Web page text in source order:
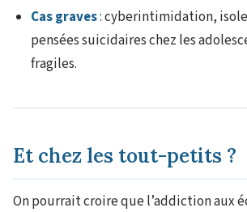
Cas graves: cyberintimidation,
pensées suicidaires chez les
fragiles.
Et chez les tout-petits ?
On pourrait croire que l’addiction aux